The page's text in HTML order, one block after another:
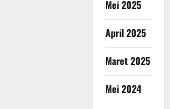
Mei 2025
April 2025
Maret 2025
Mei 2024